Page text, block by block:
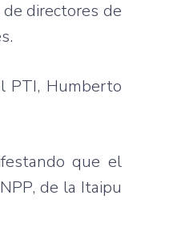
directores de
PTI, Humberto
que el
de la Itaipu